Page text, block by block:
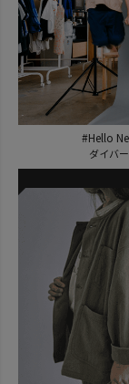
#Hello
ダイバ